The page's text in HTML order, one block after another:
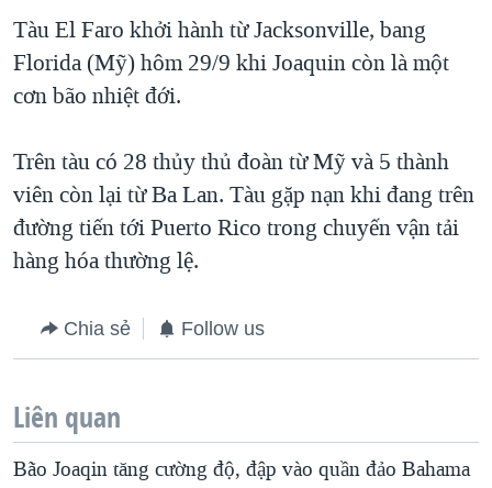
Tàu El Faro khởi hành từ Jacksonville, bang
Florida (Mỹ) hôm 29/9 khi Joaquin còn là một
cơn bão nhiệt đới.
Trên tàu có 28 thủy thủ đoàn từ Mỹ và 5 thành
viên còn lại từ Ba Lan. Tàu gặp nạn khi đang trên
đường tiến tới Puerto Rico trong chuyến vận tải
hàng hóa thường lệ.
Chia sẻ Follow us
Liên quan
Bão Joaqin tăng cường độ, đập vào quần đảo Bahama